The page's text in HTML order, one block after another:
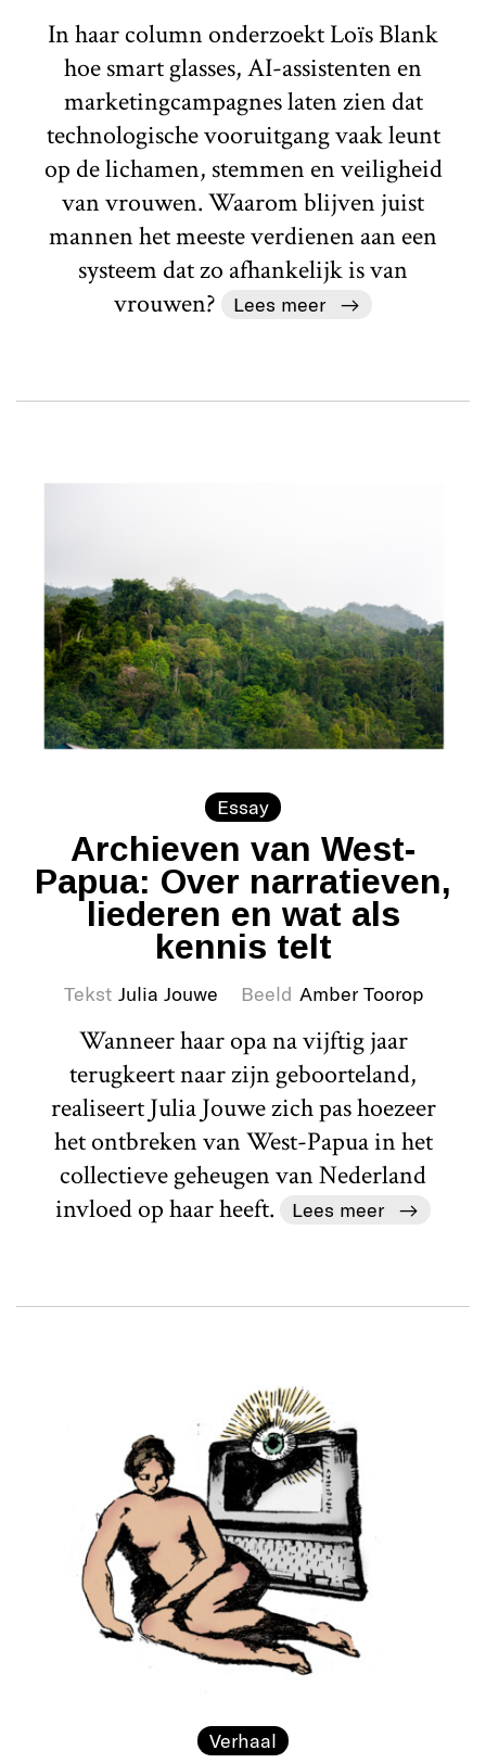
In haar column onderzoekt Loïs Blank
hoe smart glasses, AI-assistenten en
marketingcampagnes laten zien dat
technologische vooruitgang vaak leunt
op de lichamen, stemmen en veiligheid
van vrouwen. Waarom blijven juist
mannen het meeste verdienen aan een
systeem dat zo afhankelijk is van
vrouwen?
Lees meer
Essay
Archieven van West-
Papua: Over narratieven,
liederen en wat als
kennis telt
Tekst Julia Jouwe Beeld Amber Toorop
Wanneer haar opa na vijftig jaar
terugkeert naar zijn geboorteland,
realiseert Julia Jouwe zich pas hoezeer
het ontbreken van West-Papua in het
collectieve geheugen van Nederland
invloed op haar heeft.
Lees meer
Verhaal